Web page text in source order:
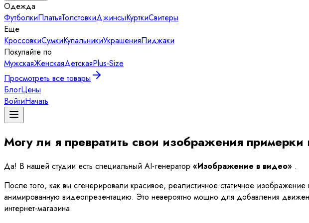
Одежда
ФутболкиПлатьяТолстовкиДжинсыКурткиСвитеры
Еще
КроссовкиСумкиКупальникиУкрашенияПиджаки
Покупайте по
МужскаяЖенскаяДетскаяPlus-Size
Просмотреть все товары
БлогЦены
ВойтиНачать
Могу ли я превратить свои изображения примерки
Да! В нашей студии есть специальный AI-генератор «Изображение в видео» .
После того, как вы сгенерировали красивое, реалистичное статичное
анимированную видеопрезентацию. Это невероятно мощно для добавления
интернет-магазина.